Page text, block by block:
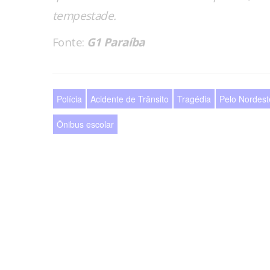
tempestade.
Fonte: G1 Paraíba
Polícia Acidente de Trânsito Tragédia Pelo
Ônibus escolar